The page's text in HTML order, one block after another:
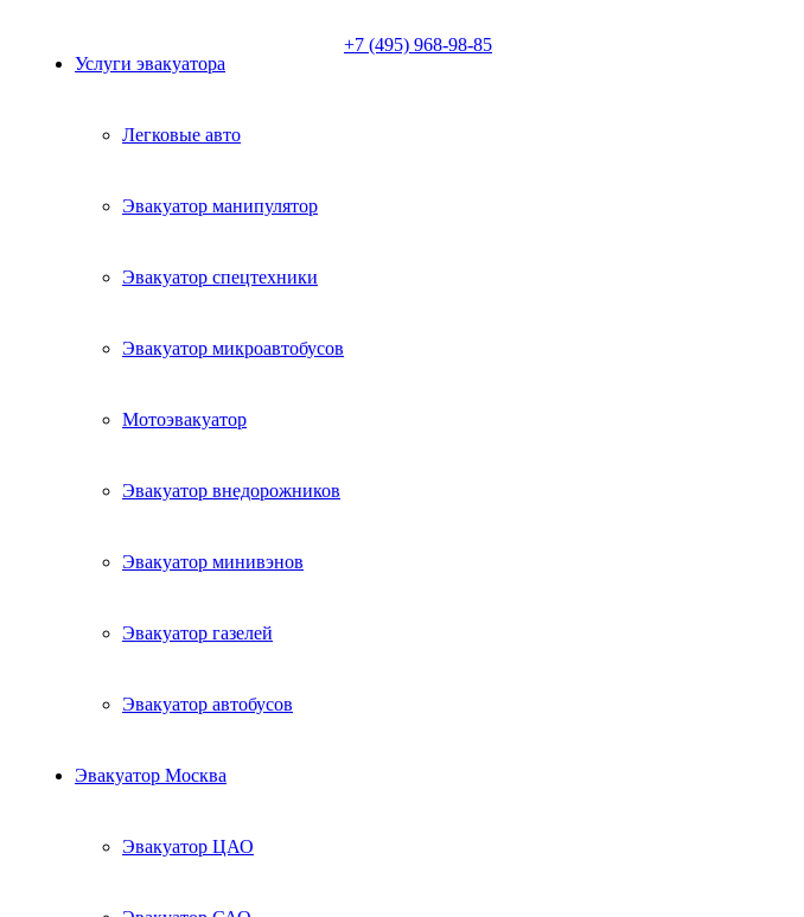
Услуги эвакуатора
Легковые авто
Эвакуатор манипулятор
Эвакуатор спецтехники
Эвакуатор микроавтобусов
Мотоэвакуатор
Эвакуатор внедорожников
Эвакуатор минивэнов
Эвакуатор газелей
Эвакуатор автобусов
Эвакуатор Москва
Эвакуатор ЦАО
+7 (495) 968-98-85